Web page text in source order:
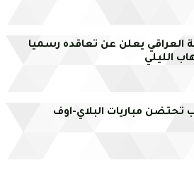
العراقي يعلن عن تعاقده رسميا
الليلي